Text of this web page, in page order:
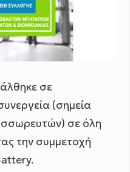
σε
(σημεία
σε όλη
την συμμετοχή